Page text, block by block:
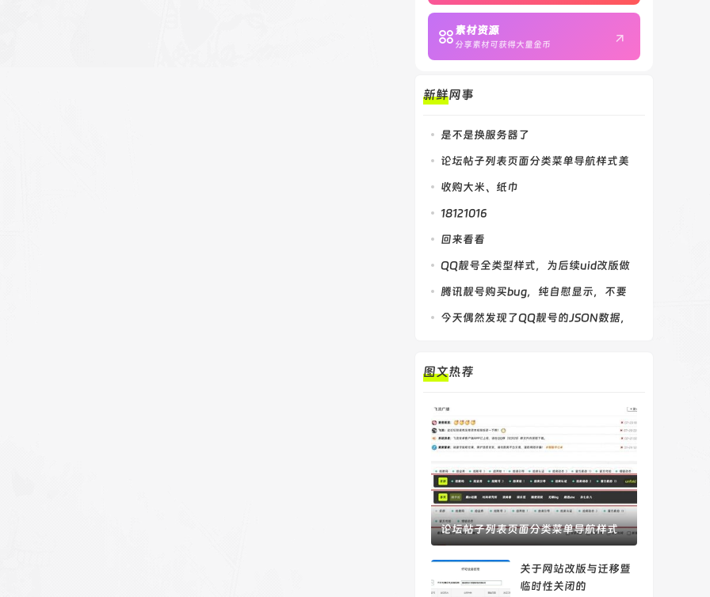
素材资源
分享素材可获得大量金币
新鲜网事
是不是换服务器了
论坛帖子列表页面分类菜单导航样式美
化收购大米、纸巾
18121016
回来看看
QQ靓号全类型样式，为后续uid改版做
参考腾讯靓号购买bug，纯自慰显示，不要
购买今天偶然发现了QQ靓号的JSON数据，
图文热荐
论坛帖子列表页面分类菜单导航样式
关于网站改版与迁移暨
临时性关闭的